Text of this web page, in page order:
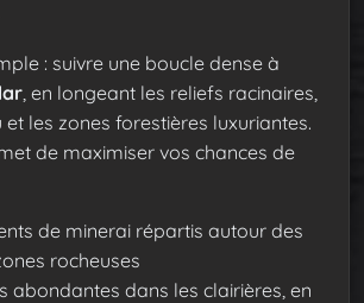
: suivre une boucle dense à
, en longeant les reliefs racinaires,
et les zones forestières luxuriantes.
de maximiser vos chances de
de minerai répartis autour des
rocheuses
abondantes dans les clairières, en